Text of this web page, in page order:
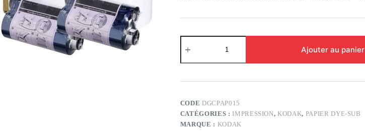
quantité
de
Kit
6R
cm
pour
Kodak
68xx
Ajouter au panier
CODEDGCPAP015
CATÉGORIES : IMPRESSION,KODAK, PAPIER DYE-SUB
MARQUE : KODAK